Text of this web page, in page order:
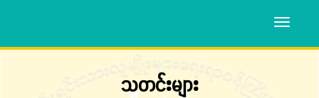
Toggle
သတင်းများ